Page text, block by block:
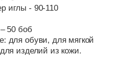
иглы - 90-110
50 боб
для обуви, для мягкой
изделий из кожи.